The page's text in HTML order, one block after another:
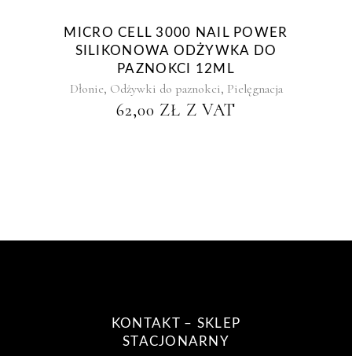
MICRO CELL 3000 NAIL POWER
SILIKONOWA ODŻYWKA DO
PAZNOKCI 12ML
Dłonie, Odżywki do paznokci, Pielęgnacja
62,00 ZŁ Z VAT
KONTAKT – SKLEP
STACJONARNY